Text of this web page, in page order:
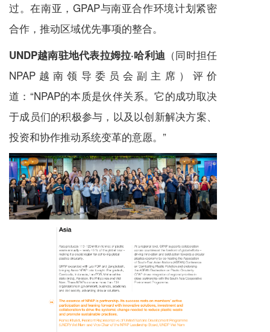
过。在南亚，GPAP与南亚合作环境计划紧密
合作，推动区域优先事项的整合。
UNDP越南驻地代表拉姆拉·哈利迪 （同时担任
NPAP越南领导委员会副主席）评价
道：“NPAP的本质是伙伴关系。它的成功取决
于成员们的积极参与，以及以创新解决方案、
投资和协作推动系统变革的意愿。”